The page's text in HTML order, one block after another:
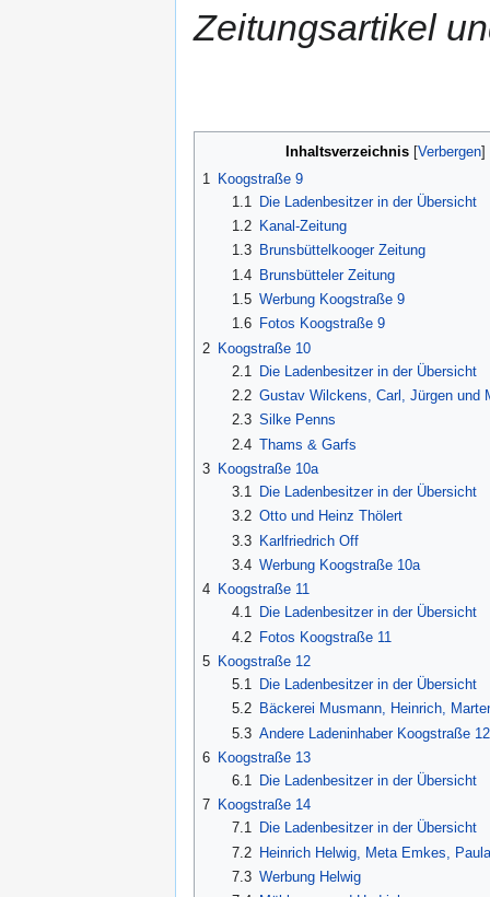
Zeitungsartikel
Inhaltsverzeichnis
1
Koogstraße 9
1.1
Die Ladenbesitzer in der Übersicht
1.2
Kanal-Zeitung
1.3
Brunsbüttelkooger Zeitung
1.4 Brunsbütteler Zeitung
1.5 Werbung Koogstraße 9
1.6
Fotos Koogstraße 9
2 Koogstraße 10
2.1
Die Ladenbesitzer in der Übersicht
2.2 Gustav Wilckens, Carl, Jürgen und
2.3 Silke Penns
2.4 Thams & Garfs
3 Koogstraße 10a
3.1
Die Ladenbesitzer in der Übersicht
3.2 Otto und Heinz Thölert
3.3 Karlfriedrich Off
3.4 Werbung Koogstraße 10a
4 Koogstraße 11
4.1
Die Ladenbesitzer in der Übersicht
4.2 Fotos Koogstraße 11
5 Koogstraße 12
5.1
Die Ladenbesitzer in der Übersicht
5.2
Bäckerei Musmann, Heinrich,
5.3 Andere Ladeninhaber Koogstraße 12
6 Koogstraße 13
6.1
Die Ladenbesitzer in der Übersicht
7 Koogstraße 14
7.1
Die Ladenbesitzer in der Übersicht
7.2 Heinrich Helwig, Meta Emkes,
7.3 Werbung Helwig